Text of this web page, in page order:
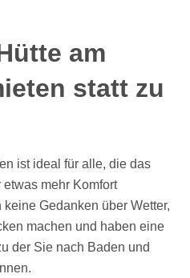
am
statt zu
ist ideal für alle, die das
mehr Komfort
Gedanken über Wetter,
machen und haben eine
der Sie nach Baden und